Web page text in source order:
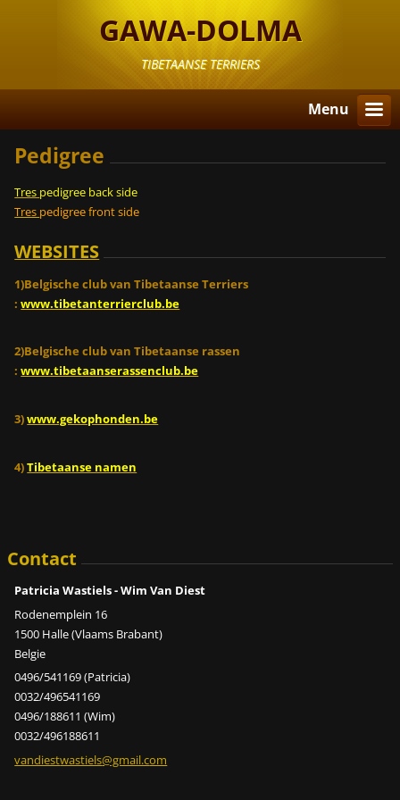
GAWA-DOLMA
TIBETAANSE TERRIERS
Menu
Pedigree
Tres pedigree back side
Tres pedigree front side
WEBSITES
1)Belgische club van Tibetaanse Terriers
:www.tibetanterrierclub.be
2)Belgische club van Tibetaanse rassen
: www.tibetaanserassenclub.be
3)www.gekophonden.be
4)Tibetaanse namen
Contact
Patricia Wastiels - Wim Van Diest
Rodenemplein 16
1500 Halle (Vlaams Brabant)
Belgie
0496/541169 (Patricia)
0032/496541169
0496/188611 (Wim)
0032/496188611
vandiestwastiels@gmail.com